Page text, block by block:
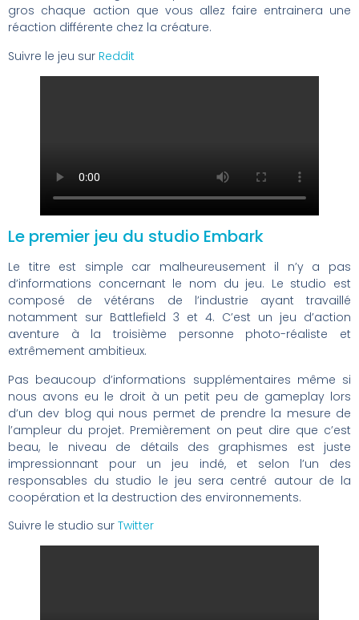
gros chaque action que vous allez faire entrainera une
réaction différente chez la créature.
Suivre le jeu sur Reddit
Le premier jeu du studio Embark
Le titre est simple car malheureusement il n’y a pas
d’informations concernant le nom du jeu. Le studio est
composé de vétérans de l’industrie ayant travaillé
notamment sur Battlefield 3 et 4. C’est un jeu d’action
aventure à la troisième personne photo-réaliste et
extrêmement ambitieux.
Pas beaucoup d’informations supplémentaires même si
nous avons eu le droit à un petit peu de gameplay lors
d’un dev blog qui nous permet de prendre la mesure de
l’ampleur du projet. Premièrement on peut dire que c’est
beau, le niveau de détails des graphismes est juste
impressionnant pour un jeu indé, et selon l’un des
responsables du studio le jeu sera centré autour de la
coopération et la destruction des environnements.
Suivre le studio sur Twitter